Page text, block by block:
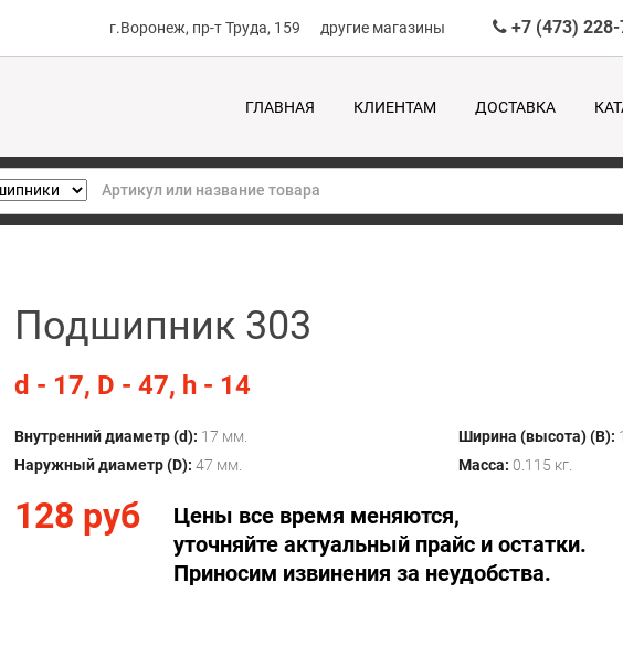
г.Воронеж, пр-т Труда, 159 другие магазины +7 (473)
ГЛАВНАЯ КЛИЕНТАМ ДОСТАВКА
Подшипник 303
d - 17, D - 47, h - 14
Внутренний диаметр (d): 17 мм.
Наружный диаметр (D): 47 мм.
Ширина (высота) (B):
Масса: 0.115 кг.
128 руб
Цены все время меняются,
уточняйте актуальный прайс и остатки.
Приносим извинения за неудобства.